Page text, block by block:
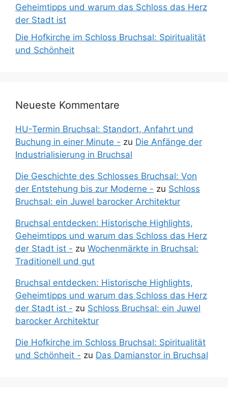
Geheimtipps und warum das Schloss das Herz
der Stadt ist
Die Hofkirche im Schloss Bruchsal: Spiritualität
und Schönheit
Neueste Kommentare
HU-Termin Bruchsal: Standort, Anfahrt und
Buchung in einer Minute - zu Die Anfänge der
Industrialisierung in Bruchsal
Die Geschichte des Schlosses Bruchsal: Von
der Entstehung bis zur Moderne - zu Schloss
Bruchsal: ein Juwel barocker Architektur
Bruchsal entdecken: Historische Highlights,
Geheimtipps und warum das Schloss das Herz
der Stadt ist - zu Wochenmärkte in Bruchsal:
Traditionell und gut
Bruchsal entdecken: Historische Highlights,
Geheimtipps und warum das Schloss das Herz
der Stadt ist - zu Schloss Bruchsal: ein Juwel
barocker Architektur
Die Hofkirche im Schloss Bruchsal: Spiritualität
und Schönheit - zu Das Damianstor in Bruchsal